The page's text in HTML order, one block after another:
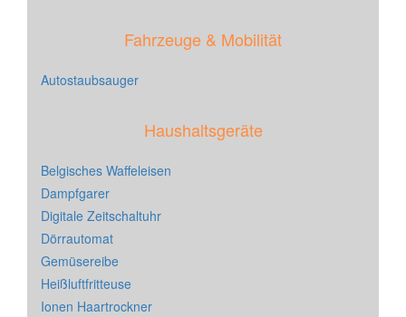
Fahrzeuge & Mobilität
Autostaubsauger
Haushaltsgeräte
Belgisches Waffeleisen
Dampfgarer
Digitale Zeitschaltuhr
Dörrautomat
Gemüsereibe
Heißluftfritteuse
Ionen Haartrockner